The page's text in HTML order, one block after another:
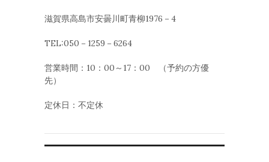
滋賀県高島市安曇川町青柳1976－4
TEL:050－1259－6264
営業時間：10：00～17：00 （予約の方優
先）
定休日：不定休